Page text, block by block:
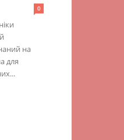
0
на
для